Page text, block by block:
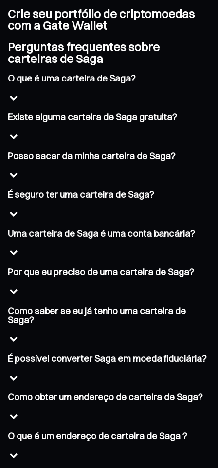
Crie seu portfólio de criptomoedas
com a Gate Wallet
Perguntas frequentes sobre
carteiras de Saga
O que é uma carteira de Saga?
Existe alguma carteira de Saga gratuita?
Posso sacar da minha carteira de Saga?
É seguro ter uma carteira de Saga?
Uma carteira de Saga é uma conta bancária?
Por que eu preciso de uma carteira de Saga?
Como saber se eu já tenho uma carteira de
Saga?
É possível converter Saga em moeda fiduciária?
Como obter um endereço de carteira de Saga?
O que é um endereço de carteira de Saga ?